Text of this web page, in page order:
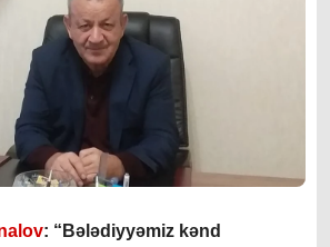
: “Bələdiyyəmiz kənd